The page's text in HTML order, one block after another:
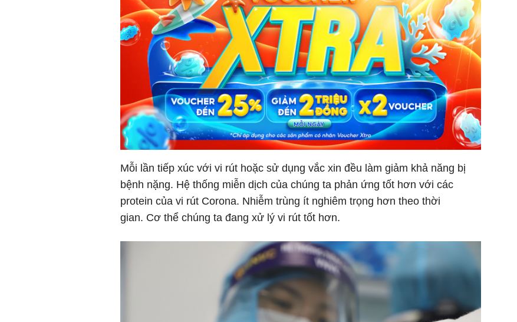
Mỗi lần tiếp xúc với vi rút hoặc sử dụng vắc xin đều làm giảm khả năng bị
bệnh nặng. Hệ thống miễn dịch của chúng ta phản ứng tốt hơn với các
protein của vi rút Corona. Nhiễm trùng ít nghiêm trọng hơn theo thời
gian. Cơ thể chúng ta đang xử lý vi rút tốt hơn.